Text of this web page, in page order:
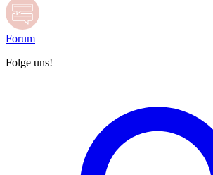
Forum
Folge uns!